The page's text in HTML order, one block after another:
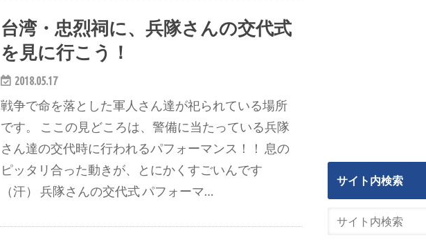
台湾・忠烈祠に、兵隊さんの交代式
を見に行こう！
2018.05.17
戦争で命を落とした軍人さん達が祀られている場所
です。 ここの見どころは、警備に当たっている兵隊
さん達の交代時に行われるパフォーマンス！！ 息の
ピッタリ合った動きが、とにかくすごいんです
（汗） 兵隊さんの交代式 パフォーマ…
サイト内検索